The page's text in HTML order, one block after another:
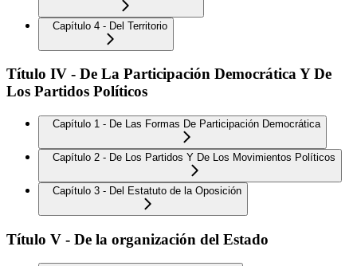
Capítulo 4 - Del Territorio
Título IV - De La Participación Democrática Y De
Los Partidos Políticos
Capítulo 1 - De Las Formas De Participación Democrática
Capítulo 2 - De Los Partidos Y De Los Movimientos Políticos
Capítulo 3 - Del Estatuto de la Oposición
Título V - De la organización del Estado